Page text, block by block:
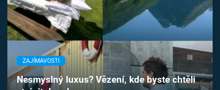
Pořady
TV Program
Časopis
Sledujte prima+
ZAJÍMAVOSTI
Nesmyslný luxus? Vězení, kde byste chtěli